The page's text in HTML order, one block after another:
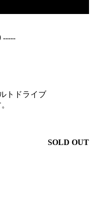
-----
トドライブ
SOLD OUT